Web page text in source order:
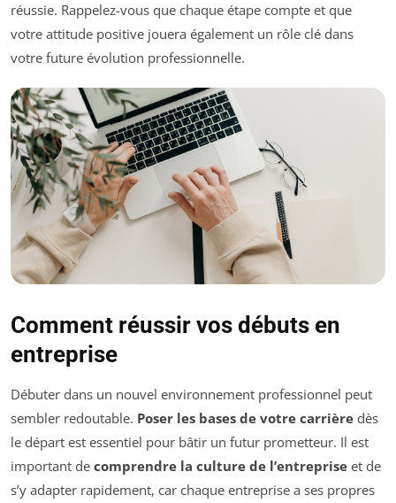
réussie. Rappelez-vous que chaque étape compte et que
votre attitude positive jouera également un rôle clé dans
votre future évolution professionnelle.
Comment réussir vos débuts en
entreprise
Débuter dans un nouvel environnement professionnel peut
sembler redoutable. Poser les bases de votre carrière dès
le départ est essentiel pour bâtir un futur prometteur. Il est
important de comprendre la culture de l’entreprise et de
s’y adapter rapidement, car chaque entreprise a ses propres